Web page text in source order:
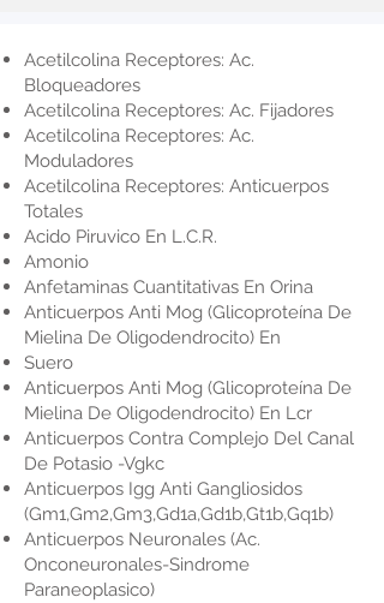
Acetilcolina Receptores: Ac.
Bloqueadores
Acetilcolina Receptores: Ac. Fijadores
Acetilcolina Receptores: Ac.
Moduladores
Acetilcolina Receptores: Anticuerpos
Totales
Acido Piruvico En L.C.R.
Amonio
Anfetaminas Cuantitativas En Orina
Anticuerpos Anti Mog (Glicoproteína De
Mielina De Oligodendrocito) En
Suero
Anticuerpos Anti Mog (Glicoproteína De
Mielina De Oligodendrocito) En Lcr
Anticuerpos Contra Complejo Del Canal
De Potasio -Vgkc
Anticuerpos Igg Anti Gangliosidos
(Gm1,Gm2,Gm3,Gd1a,Gd1b,Gt1b,Gq1b)
Anticuerpos Neuronales (Ac.
Onconeuronales-Sindrome
Paraneoplasico)